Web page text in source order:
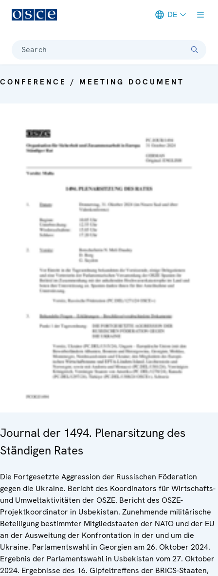
DE
Search
CONFERENCE / MEETING DOCUMENT
Journal der 1494. Plenarsitzung des
Ständigen Rates
Die Fortgesetzte Aggression der Russischen Föderation
gegen die Ukraine. Bericht des Koordinators für Wirtschafts-
und Umweltaktivitäten der OSZE. Bericht des OSZE-
Projektkoordinator in Usbekistan. Zunehmende militärische
Beteiligung bestimmter Mitgliedstaaten der NATO und der EU
an der Ausweitung der Konfrontation in der und um die
Ukraine. Parlamentswahl in Georgien am 26. Oktober 2024.
Ergebnis der Parlamentswahl in Usbekistan vom 27. Oktober
2024. Ergebnisse des 16. Gipfeltreffens der BRICS-Staaten,